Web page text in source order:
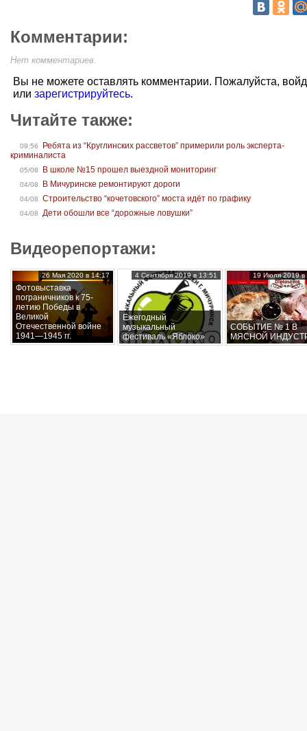
Комментарии:
Нет комментариев.
Вы не можете оставлять комментарии. Пожалуйста,
или зарегистрируйтесь.
Читайте также:
09:56
Ребята из “Круглинских рассветов” примерили роль эксперта-
криминалиста
05/08 В школе №15 прошел выездной мониторинг
04/08 В Мичуринске ремонтируют дороги
04/08 Строительство “кочетовского” моста идёт по графику
04/08 Дети обошли все “дорожные ловушки”
Видеорепортажи:
Фотовыставка
пограничников к 75-
летию Победы в
Великой
Отечественной войне
1941—1945 гг.
26 Мая 2020 в 14:17
Ежегодный
музыкальный
фестиваль «Яблоко»
4 Сентября 2019 в 13:51
СОБЫТИЕ № 1 В
МЯСНОЙ
19 Июля 2019 в